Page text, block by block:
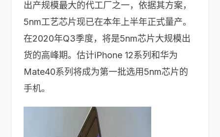
出产规模最大的代工厂之一，依据其方案，
5nm工艺芯片现已在本年上半年正式量产。
在2020年Q3季度，将是5nm芯片大规模出
货的高峰期。估计iPhone 12系列和华为
Mate40系列将成为第一批选用5nm芯片的
手机。